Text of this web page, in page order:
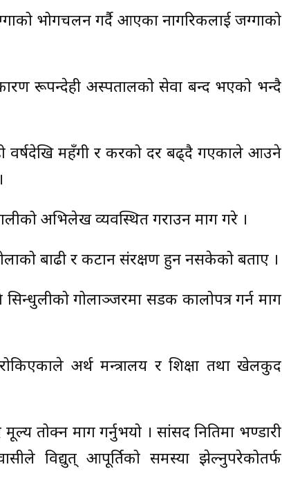
भोगचलन गर्दै आएका नागरिकलाई जग्गाको
रूपन्देही अस्पतालको सेवा बन्द भएको भन्दै
वर्षदेखि महँगी र करको दर बढ्दै गएकाले आउने
अभिलेख व्यवस्थित गराउन माग गरे ।
बाढी र कटान संरक्षण हुन नसकेको बताए ।
सिन्धुलीको गोलाञ्जरमा सडक कालोपत्र गर्न माग
अर्थ मन्त्रालय र शिक्षा तथा खेलकुद
तोक्न माग गर्नुभयो । सांसद नितिमा भण्डारी
विद्युत् आपूर्तिको समस्या झेल्नुपरेकोतर्फ